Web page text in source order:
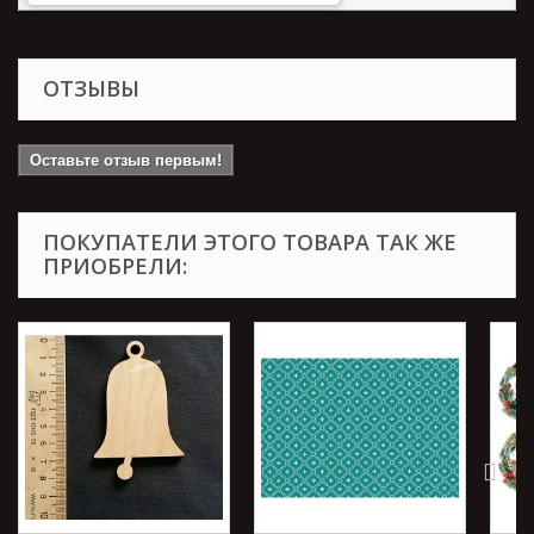
ОТЗЫВЫ
Оставьте отзыв первым!
ПОКУПАТЕЛИ ЭТОГО ТОВАРА ТАК ЖЕ
ПРИОБРЕЛИ: